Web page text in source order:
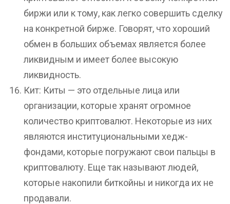
биржи или к тому, как легко совершить сделку
на конкретной бирже. Говорят, что хороший
обмен в больших объемах является более
ликвидным и имеет более высокую
ликвидность.
Кит: Киты — это отдельные лица или
организации, которые хранят огромное
количество криптовалют. Некоторые из них
являются институциональными хедж-
фондами, которые погружают свои пальцы в
криптовалюту. Еще так называют людей,
которые накопили биткойны и никогда их не
продавали.